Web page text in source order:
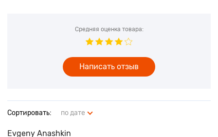
Сортировать: по дате
Evgeny Anashkin
Средняя оценка товара:
Написать отзыв